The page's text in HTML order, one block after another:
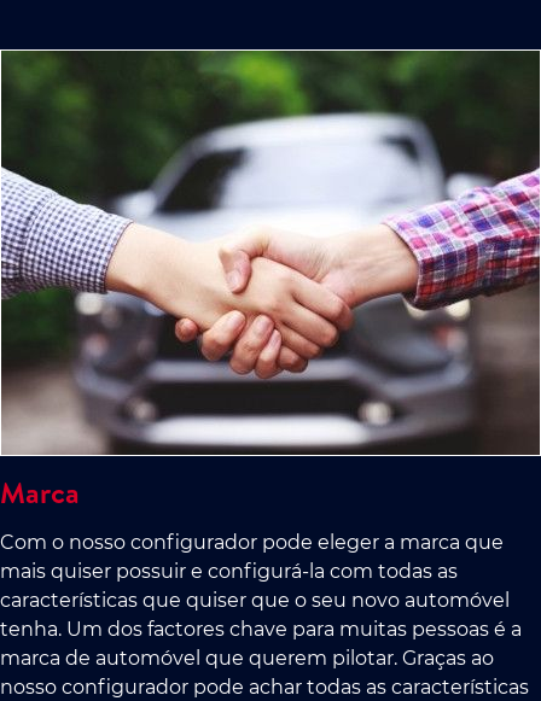
Marca
Com o nosso configurador pode eleger a marca que
mais quiser possuir e configurá-la com todas as
características que quiser que o seu novo automóvel
tenha. Um dos factores chave para muitas pessoas é a
marca de automóvel que querem pilotar. Graças ao
nosso configurador pode achar todas as características